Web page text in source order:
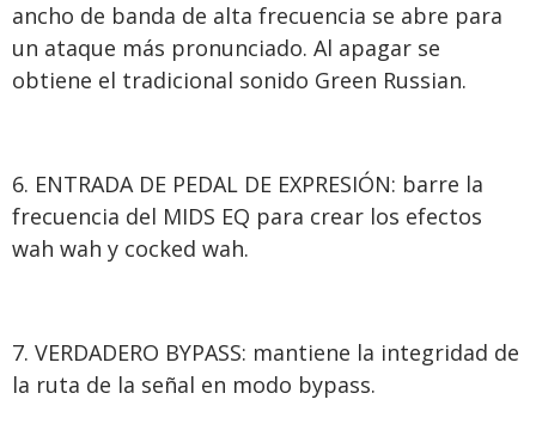
ancho de banda de alta frecuencia se abre para
un ataque más pronunciado. Al apagar se
obtiene el tradicional sonido Green Russian.
ENTRADA DE PEDAL DE EXPRESIÓN: barre la
frecuencia del MIDS EQ para crear los efectos
wah wah y cocked wah.
VERDADERO BYPASS: mantiene la integridad de
la ruta de la señal en modo bypass.